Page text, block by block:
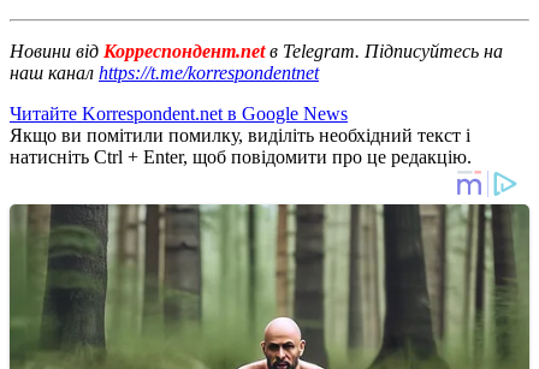
Новини від Корреспондент.netв Telegram. Підписуйтесь на
наш канал https://t.me/korrespondentnet
Читайте Korrespondent.net в Google News
Якщо ви помітили помилку, виділіть необхідний текст і
натисніть Ctrl + Enter, щоб повідомити про це редакцію.